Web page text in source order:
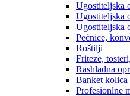
Ugostiteljska
Ugostiteljska
Ugostiteljska
Pećnice,
Roštilji
Friteze,
Rashladna
Banket kolica
Profesionlne